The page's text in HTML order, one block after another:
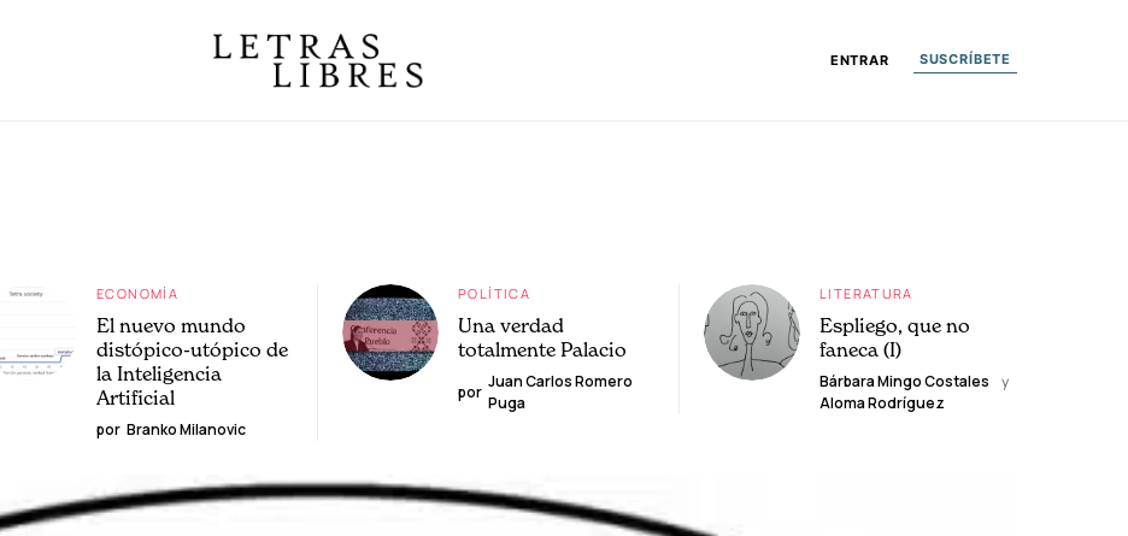
ENTRAR SUSCRÍBETE
ECONOMÍA
El nuevo mundo
distópico-utópico de
la Inteligencia
Artificial
por Branko Milanovic
POLÍTICA
Una verdad
totalmente Palacio
por
Juan Carlos Romero
Puga
LITERATURA
Espliego, que no
faneca (I)
Bárbara Mingo Costales
y
Aloma Rodríguez